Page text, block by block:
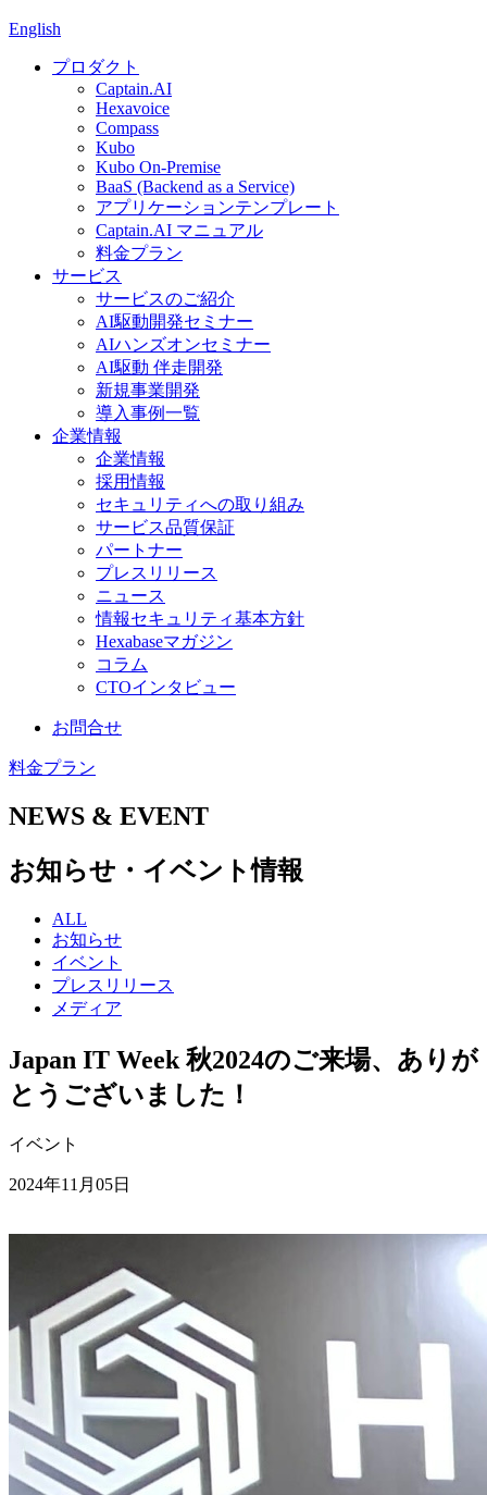
English
プロダクト
Captain.AI
Hexavoice
Compass
Kubo
Kubo On-Premise
BaaS (Backend as a Service)
アプリケーションテンプレート
Captain.AI マニュアル
料金プラン
サービス
サービスのご紹介
AI駆動開発セミナー
AIハンズオンセミナー
AI駆動 伴走開発
新規事業開発
導入事例一覧
企業情報
企業情報
採用情報
セキュリティへの取り組み
サービス品質保証
パートナー
プレスリリース
ニュース
情報セキュリティ基本方針
Hexabaseマガジン
コラム
CTOインタビュー
お問合せ
料金プラン
NEWS & EVENT
お知らせ・イベント情報
ALL
お知らせ
イベント
プレスリリース
メディア
Japan IT Week 秋2024のご来場、ありが
とうございました！
イベント
2024年11月05日